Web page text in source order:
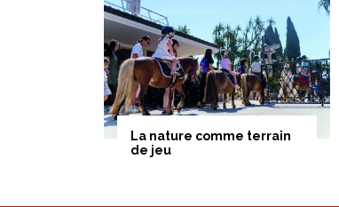
La nature comme terrain
de jeu